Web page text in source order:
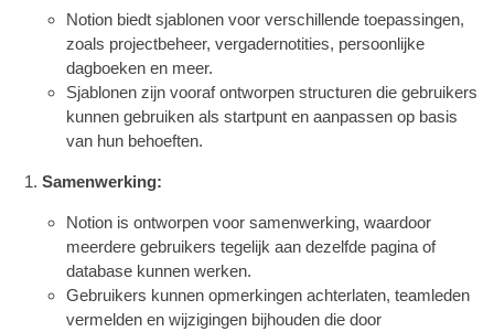
Notion biedt sjablonen voor verschillende toepassingen,
zoals projectbeheer, vergadernotities, persoonlijke
dagboeken en meer.
Sjablonen zijn vooraf ontworpen structuren die gebruikers
kunnen gebruiken als startpunt en aanpassen op basis
van hun behoeften.
Samenwerking:
Notion is ontworpen voor samenwerking, waardoor
meerdere gebruikers tegelijk aan dezelfde pagina of
database kunnen werken.
Gebruikers kunnen opmerkingen achterlaten, teamleden
vermelden en wijzigingen bijhouden die door